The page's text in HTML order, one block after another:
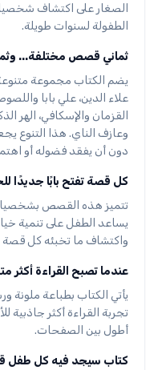
الصغار على اكتشاف
الطفولة لسنوات طويلة.
ثماني قصص مختلفة...
يضم الكتاب مجموعة
علاء الدين، علي بابا
القزمان والإسكافي، الهر
وعازف الناي. هذا التنوع
دون أن يفقد فضوله أو
كل قصة تفتح بابًا جديدًا
تتميز هذه القصص
يساعد الطفل على تنمية
واكتشاف ما تخبئه كل
عندما تصبح القراءة أكثر
يأتي الكتاب بطباعة
تجربة القراءة أكثر
أطول بين الصفحات.
كتاب سيجد فيه كل طفل